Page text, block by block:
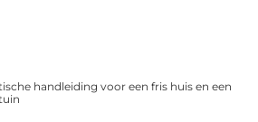
handleiding voor een fris huis en een